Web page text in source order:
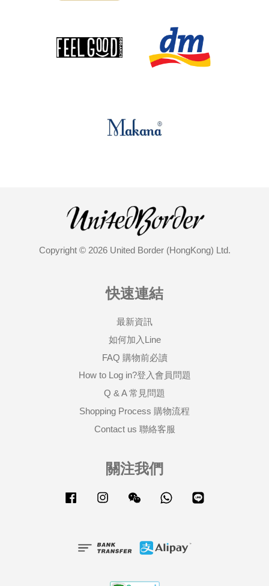
Copyright © 2026 United Border (HongKong) Ltd.
快速連結
最新資訊
如何加入Line
FAQ 購物前必讀
How to Log in?登入會員問題
Q & A 常見問題
Shopping Process 購物流程
Contact us 聯絡客服
關注我們
Facebook Instagram Wechat Whatsapp